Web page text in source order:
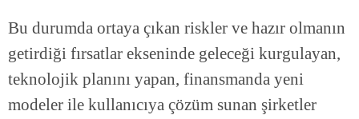
Bu durumda ortaya çıkan riskler ve hazır olmanın
getirdiği fırsatlar ekseninde geleceği kurgulayan,
teknolojik planını yapan, finansmanda yeni
modeler ile kullanıcıya çözüm sunan şirketler